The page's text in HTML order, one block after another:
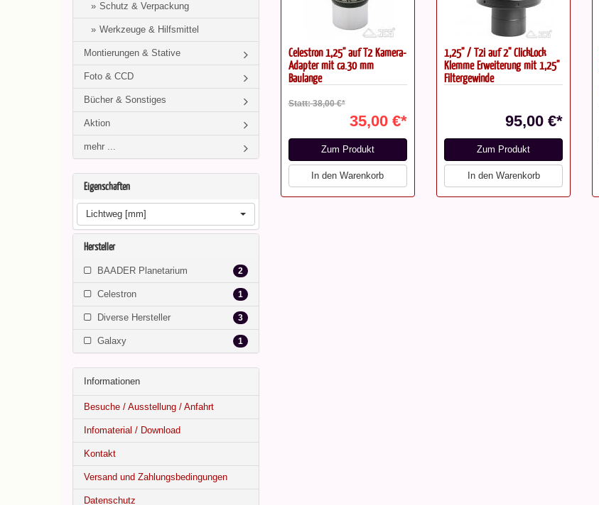
Schutz & Verpackung
Werkzeuge & Hilfsmittel
Montierungen & Stative
Foto & CCD
Bücher & Sonstiges
Aktion
mehr ...
Eigenschaften
Lichtweg [mm]
Hersteller
BAADER Planetarium 2
Celestron 1
Diverse Hersteller 3
Galaxy 1
Informationen
Besuche / Ausstellung / Anfahrt
Infomaterial / Download
Kontakt
Versand und Zahlungsbedingungen
Datenschutz
Celestron 1,25'' auf T2 Kamera-
Adapter mit ca.30 mm
Baulänge
Statt: 38,00 €*
35,00 €*
Zum Produkt
In den Warenkorb
1,25" / T2i auf 2" ClickLock
Klemme Erweiterung mit 1,25"
Filtergewinde
95,00 €*
Zum Produkt
In den Warenkorb